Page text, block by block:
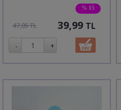
% 15
47,05 TL 39,99 TL